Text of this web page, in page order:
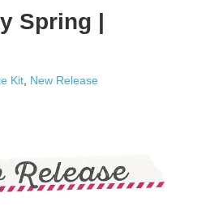
Spring |
Kit New Release